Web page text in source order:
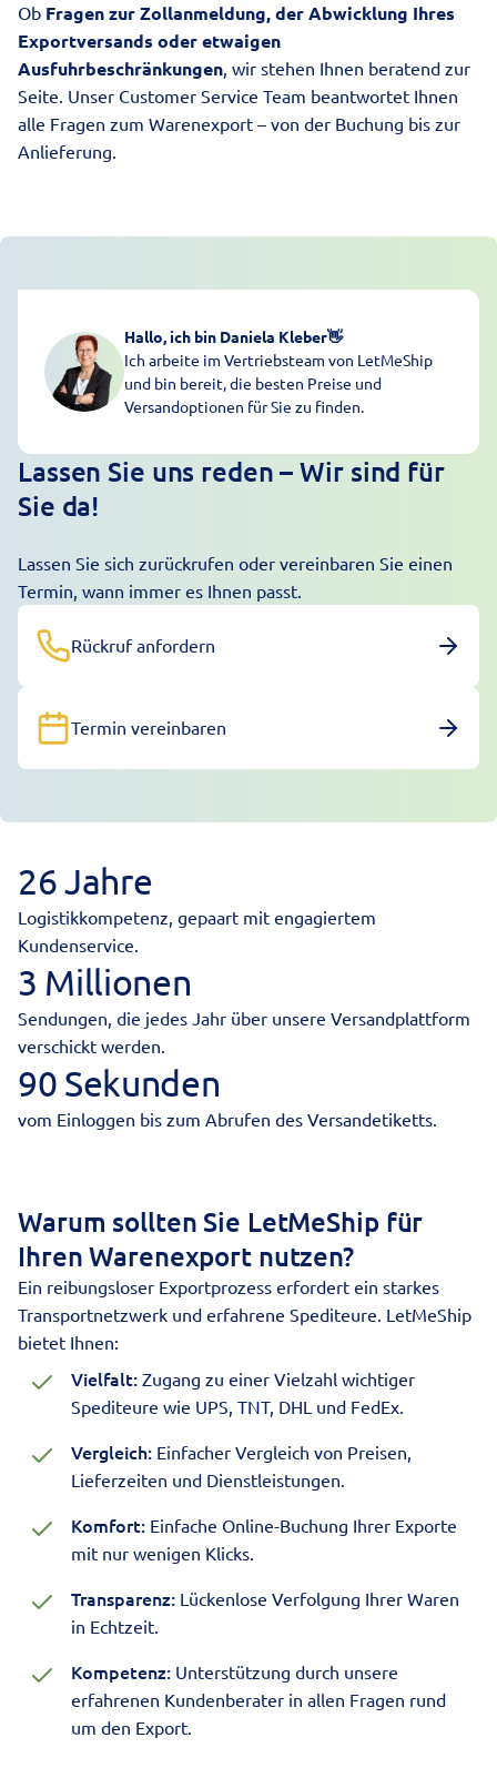
Ob Fragen zur Zollanmeldung, der Abwicklung Ihres
Exportversands oder etwaigen
Ausfuhrbeschränkungen , wir stehen Ihnen beratend zur
Seite. Unser Customer Service Team beantwortet Ihnen
alle Fragen zum Warenexport – von der Buchung bis zur
Anlieferung.
Hallo, ich bin Daniela Kleber👋
Ich arbeite im Vertriebsteam von LetMeShip
und bin bereit, die besten Preise und
Versandoptionen für Sie zu finden.
Lassen Sie uns reden – Wir sind für
Sie da!
Lassen Sie sich zurückrufen oder vereinbaren Sie einen
Termin, wann immer es Ihnen passt.
Rückruf anfordern
Termin vereinbaren
26 Jahre
Logistikkompetenz, gepaart mit engagiertem
Kundenservice.
3 Millionen
Sendungen, die jedes Jahr über unsere Versandplattform
verschickt werden.
90 Sekunden
vom Einloggen bis zum Abrufen des Versandetiketts.
Warum sollten Sie LetMeShip für
Ihren Warenexport nutzen?
Ein reibungsloser Exportprozess erfordert ein starkes
Transportnetzwerk und erfahrene Spediteure. LetMeShip
bietet Ihnen:
Vielfalt: Zugang zu einer Vielzahl wichtiger
Spediteure wie UPS, TNT, DHL und FedEx.
Vergleich: Einfacher Vergleich von Preisen,
Lieferzeiten und Dienstleistungen.
Komfort: Einfache Online-Buchung Ihrer Exporte
mit nur wenigen Klicks.
Transparenz: Lückenlose Verfolgung Ihrer Waren
in Echtzeit.
Kompetenz: Unterstützung durch unsere
erfahrenen Kundenberater in allen Fragen rund
um den Export.